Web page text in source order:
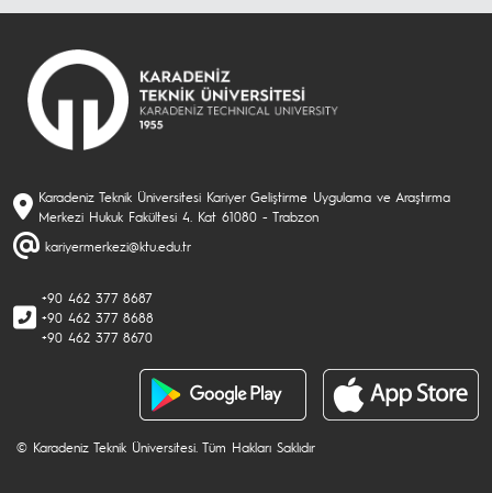
Karadeniz Teknik Üniversitesi Kariyer Geliştirme Uygulama ve Araştırma
Merkezi Hukuk Fakültesi 4. Kat 61080 - Trabzon
kariyermerkezi@ktu.edu.tr
+90 462 377 8687
+90 462 377 8688
+90 462 377 8670
© Karadeniz Teknik Üniversitesi. Tüm Hakları Saklıdır